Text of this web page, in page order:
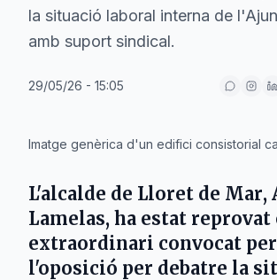
la situació laboral interna de
amb suport sindical.
29/05/26 - 15:05
Imatge genèrica d'un edifici consistorial
L'alcalde de Lloret de Mar,
Lamelas, ha estat reprovat
extraordinari convocat per
l'oposició per debatre la